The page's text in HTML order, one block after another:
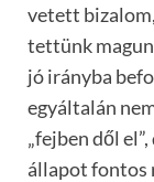
vetett
tettünk
jó irányba
egyáltalán
„fejben dől
állapot fontos